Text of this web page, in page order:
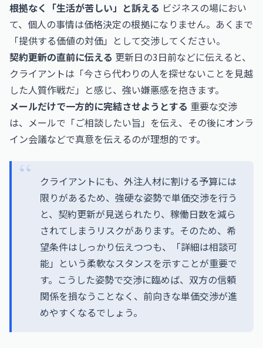
根拠なく「生活が苦しい」と訴える ビジネスの場におい
て、個人の事情は価格決定の根拠になりません。あくまで
「提供する価値の対価」として交渉してください。
契約更新の直前に伝える 更新日の3日前などに伝えると、
クライアントは「今さら代わりの人を探せないことを見越
した人質作戦だ」と感じ、強い嫌悪感を抱きます。
メールだけで一方的に完結させようとする 重要な交渉
は、メールで「ご相談したい旨」を伝え、その後にオンラ
イン会議などで真意を伝えるのが理想的です。
クライアントにも、外注人材に割ける予算には
限りがあるため、強硬な姿勢で単価交渉を行う
と、契約更新が見送られたり、稼働日数を減ら
されてしまうリスクがあります。そのため、希
望条件はしっかり伝えつつも、「詳細は相談可
能」という柔軟なスタンスを示すことが重要で
す。こうした姿勢で交渉に臨めば、双方の信頼
関係を損なうことなく、前向きな単価交渉が進
めやすくなるでしょう。